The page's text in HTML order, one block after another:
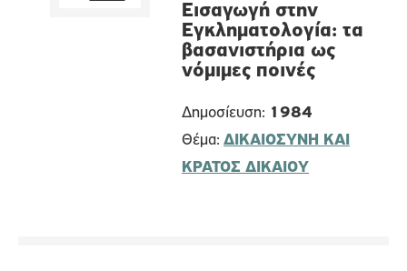
Εισαγωγή στην
Εγκληματολογία: τα
βασανιστήρια ως
νόμιμες ποινές
Δημοσίευση: 1984
Θέμα: ΔΙΚΑΙΟΣΥΝΗ ΚΑΙ
ΚΡΑΤΟΣ ΔΙΚΑΙΟΥ